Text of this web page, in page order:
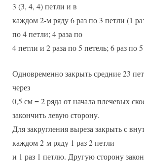
3 (3, 4, 4) петли и в
каждом 2-м ряду 6 раз по 3 петли (1
по 4 петли; 4 раза по
4 петли и 2 раза по 5 петель; 6 раз по
Одновременно закрыть средние 23
через
0,5 см = 2 ряда от начала плечевых
закончить левую сторону.
Для закругления выреза закрыть с
каждом 2-м ряду 1 раз 2 петли
и 1 раз 1 петлю. Другую сторону